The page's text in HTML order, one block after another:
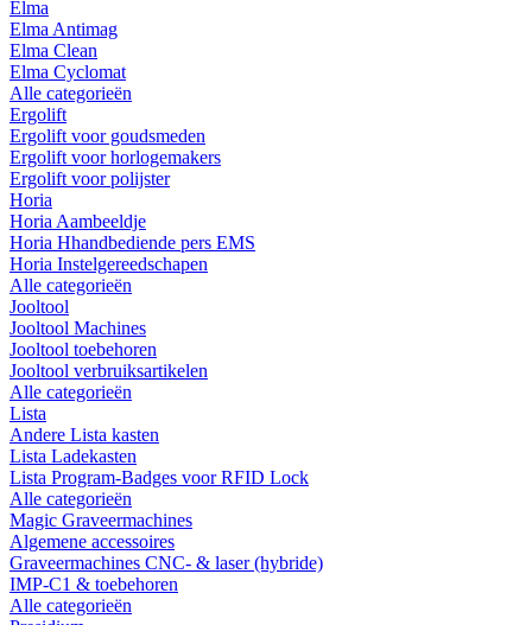
Elma
Elma Antimag
Elma Clean
Elma Cyclomat
Alle categorieën
Ergolift
Ergolift voor goudsmeden
Ergolift voor horlogemakers
Ergolift voor polijster
Horia
Horia Aambeeldje
Horia Hhandbediende pers EMS
Horia Instelgereedschapen
Alle categorieën
Jooltool
Jooltool Machines
Jooltool toebehoren
Jooltool verbruiksartikelen
Alle categorieën
Lista
Andere Lista kasten
Lista Ladekasten
Lista Program-Badges voor RFID Lock
Alle categorieën
Magic Graveermachines
Algemene accessoires
Graveermachines CNC- & laser (hybride)
IMP-C1 & toebehoren
Alle categorieën